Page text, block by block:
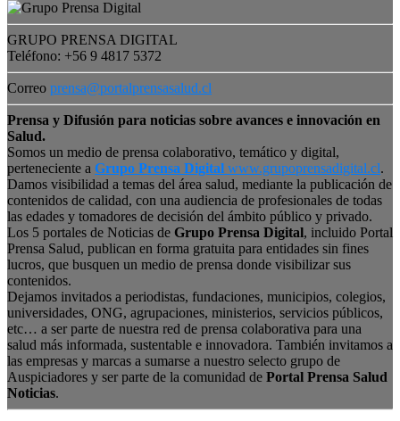
GRUPO PRENSA DIGITAL
Teléfono: +56 9 4817 5372
Correo prensa@portalprensasalud.cl
Prensa y Difusión para noticias sobre avances e innovación en
Salud.
Somos un medio de prensa colaborativo, temático y digital,
perteneciente a Grupo Prensa Digital www.grupoprensadigital.cl.
Damos visibilidad a temas del área salud, mediante la publicación de
contenidos de calidad, con una audiencia de profesionales de todas
las edades y tomadores de decisión del ámbito público y privado.
Los 5 portales de Noticias de Grupo Prensa Digital, incluido Portal
Prensa Salud, publican en forma gratuita para entidades sin fines
lucros, que busquen un medio de prensa donde visibilizar sus
contenidos.
Dejamos invitados a periodistas, fundaciones, municipios, colegios,
universidades, ONG, agrupaciones, ministerios, servicios públicos,
etc… a ser parte de nuestra red de prensa colaborativa para una
salud más informada, sustentable e innovadora. También invitamos a
las empresas y marcas a sumarse a nuestro selecto grupo de
Auspiciadores y ser parte de la comunidad de Portal Prensa Salud
Noticias.